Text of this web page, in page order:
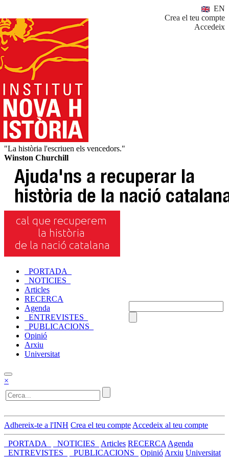
EN
Crea el teu compte
Accedeix
"La història l'escriuen els vencedors."
Winston Churchill
_PORTADA_
_NOTICIES_
Articles
RECERCA
Agenda
_ENTREVISTES_
_PUBLICACIONS_
Opinió
Arxiu
Universitat
×
Adhereix-te a l'INH Crea el teu compte Accedeix al teu compte
_PORTADA_ _NOTICIES_ Articles RECERCA Agenda
_ENTREVISTES_
_PUBLICACIONS_ Opinió Arxiu Universitat